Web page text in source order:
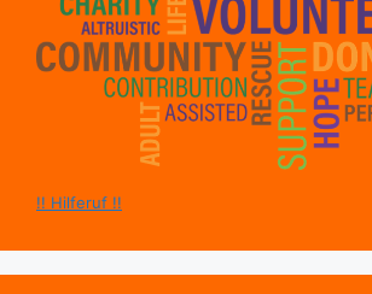
!! Hilferuf !!